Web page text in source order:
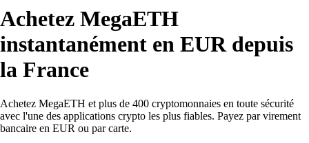
Achetez MegaETH
instantanément en EUR depuis
la France
Achetez MegaETH et plus de 400 cryptomonnaies en toute sécurité
avec l'une des applications crypto les plus fiables. Payez par virement
bancaire en EUR ou par carte.